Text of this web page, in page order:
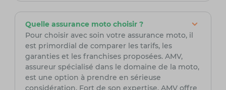
Quelle assurance moto choisir ?
Pour choisir avec soin votre assurance moto, il
est primordial de comparer les tarifs, les
garanties et les franchises proposées. AMV,
assureur spécialisé dans le domaine de la moto,
est une option à prendre en sérieuse
considération. Fort de son expertise, AMV offre